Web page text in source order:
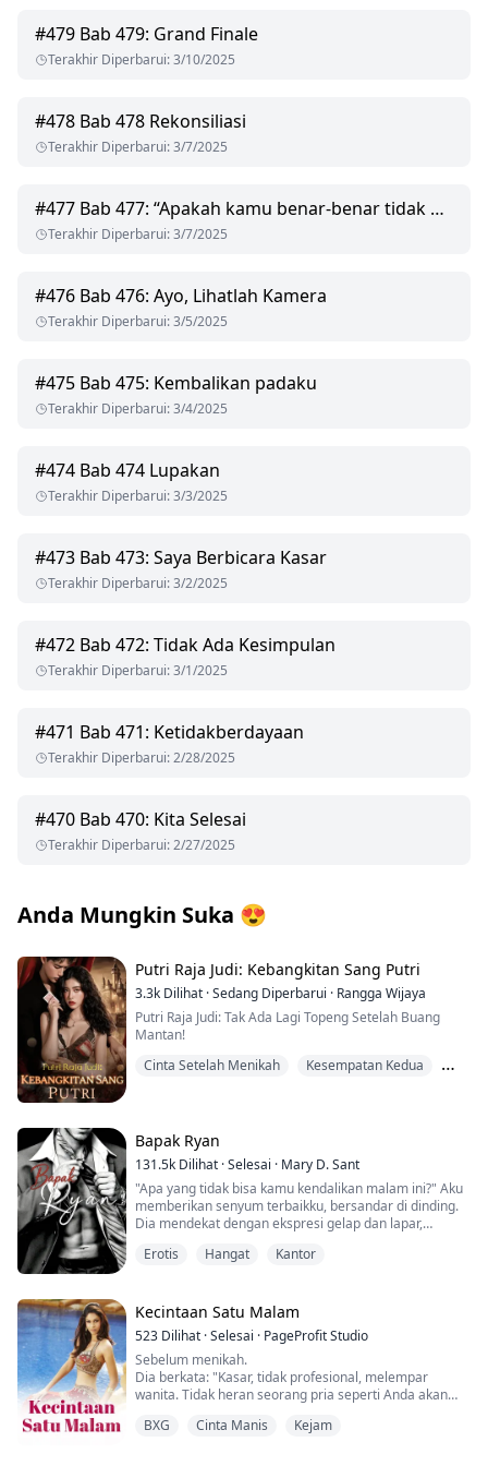
#479 Bab 479: Grand Finale
Terakhir Diperbarui:3/10/2025
#478 Bab 478 Rekonsiliasi
Terakhir Diperbarui:3/7/2025
#477 Bab 477: “Apakah kamu benar-benar tidak menginginkanku lagi?”
Terakhir Diperbarui:3/7/2025
#476 Bab 476: Ayo, Lihatlah Kamera
Terakhir Diperbarui:3/5/2025
#475 Bab 475: Kembalikan padaku
Terakhir Diperbarui:3/4/2025
#474 Bab 474 Lupakan
Terakhir Diperbarui:3/3/2025
#473 Bab 473: Saya Berbicara Kasar
Terakhir Diperbarui:3/2/2025
#472 Bab 472: Tidak Ada Kesimpulan
Terakhir Diperbarui:3/1/2025
#471 Bab 471: Ketidakberdayaan
Terakhir Diperbarui:2/28/2025
#470 Bab 470: Kita Selesai
Terakhir Diperbarui:2/27/2025
Anda Mungkin Suka 😍
Putri Raja Judi: Kebangkitan Sang Putri
3.3k Dilihat ·Sedang Diperbarui · Rangga Wijaya
Putri Raja Judi: Tak Ada Lagi Topeng Setelah Buang
Mantan!
Cinta Setelah Menikah
Kesempatan Kedua
Bapak Ryan
131.5k Dilihat ·Selesai · Mary D. Sant
"Apa yang tidak bisa kamu kendalikan malam ini?" Aku
memberikan senyum terbaikku, bersandar di dinding.
Dia mendekat dengan ekspresi gelap dan lapar,
tangannya meraih wajahku, dan dia menekan tubuhnya
kasar.
Lidahnya membuatku terengah-engah.
"Kalau kamu tidak ikut denganku, aku akan meniduri
kamu di sini." Dia berbisik.
Katherine menjaga keperawanannya selama bertahun-
tahun bahkan setelah dia berusia 18 tahun. Tapi suatu
Erotis Hangat Kantor
Kecintaan Satu Malam
523 Dilihat ·Selesai · PageProfit Studio
Sebelum menikah.
Dia berkata: "Kasar, tidak profesional, melempar
wanita. Tidak heran seorang pria seperti Anda akan
Dia mencentang bibirnya: mata tersapu di atas
BXG Cinta Manis Kejam